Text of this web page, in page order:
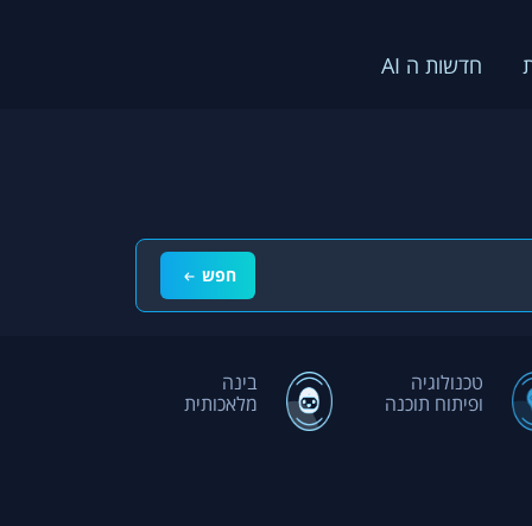
חדשות ה AI
חפש
טכנולוגיה
ופיתוח תוכנה
בינה
מלאכותית